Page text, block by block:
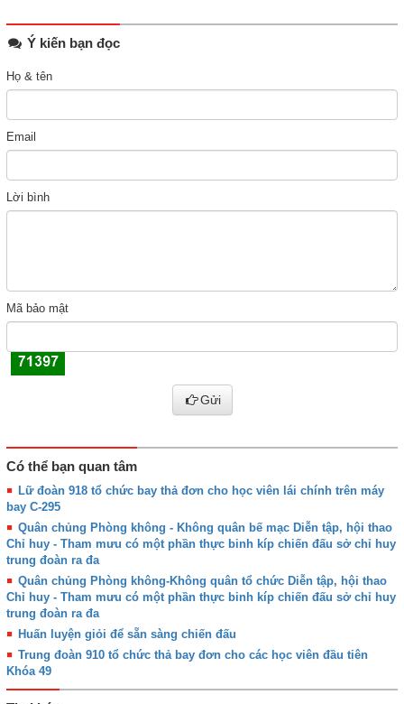
Ý kiến bạn đọc
Họ & tên
Email
Lời bình
Mã bảo mật
Gửi
Có thể bạn quan tâm
Lữ đoàn 918 tổ chức bay thả đơn cho học viên lái chính trên máy
bay C-295
Quân chủng Phòng không - Không quân bế mạc Diễn tập, hội thao
Chỉ huy - Tham mưu có một phần thực binh kíp chiến đấu sở chỉ huy
trung đoàn ra đa
Quân chủng Phòng không-Không quân tổ chức Diễn tập, hội thao
Chỉ huy - Tham mưu có một phần thực binh kíp chiến đấu sở chỉ huy
trung đoàn ra đa
Huấn luyện giỏi để sẵn sàng chiến đấu
Trung đoàn 910 tổ chức thả bay đơn cho các học viên đầu tiên
Khóa 49